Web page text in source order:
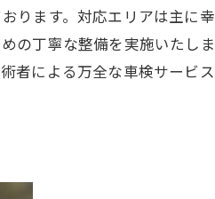
ります。対応エリアは主に幸
の丁寧な整備を実施いたしま
者による万全な車検サービス